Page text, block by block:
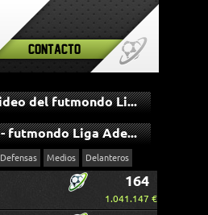
Contacto
Último video del futmondo Liga Adelante
Plantilla - futmondo Liga Adelante
Defensas Medios Delanteros
164
1.041.147 €